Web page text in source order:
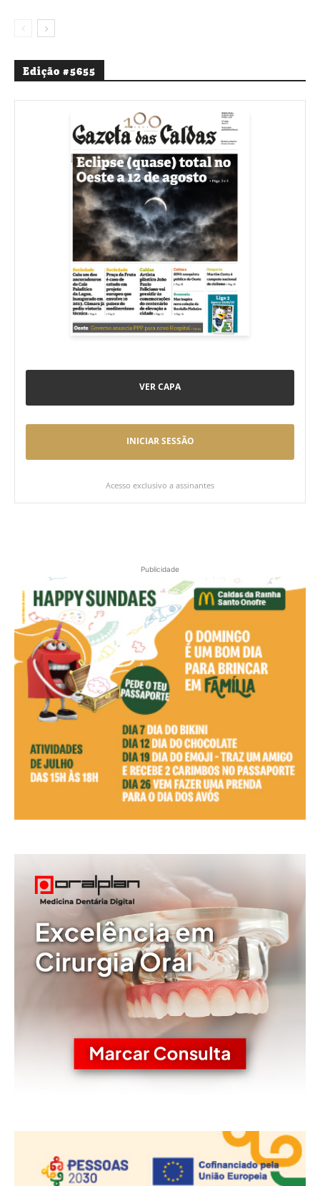
Edição #5655
VER CAPA
INICIAR SESSÃO
Acesso exclusivo a assinantes
Publicidade